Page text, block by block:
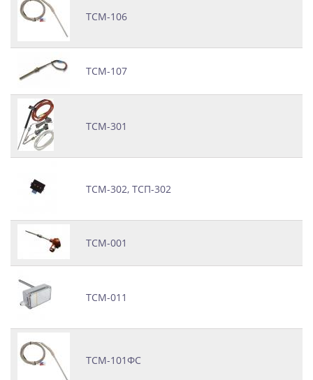
ТСМ-106
ТСМ-107
ТСМ-301
ТСМ-302, ТСП-302
ТСМ-001
ТСМ-011
ТСМ-101ФС